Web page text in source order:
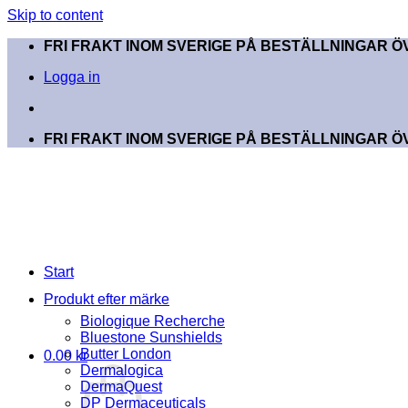
Skip to content
FRI FRAKT INOM SVERIGE PÅ BESTÄLLNINGAR
Logga in
FRI FRAKT INOM SVERIGE PÅ BESTÄLLNINGAR
0.00 kr
Start
Produkt efter märke
Biologique Recherche
Bluestone Sunshields
Butter London
Dermalogica
DermaQuest
DP Dermaceuticals